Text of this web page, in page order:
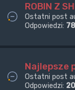
ROBIN Z
Ostatni post
Odpowiedzi: 78
Najlepsze
Ostatni post
Odpowiedzi: